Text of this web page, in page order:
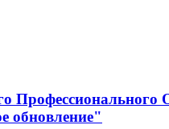
обновление"